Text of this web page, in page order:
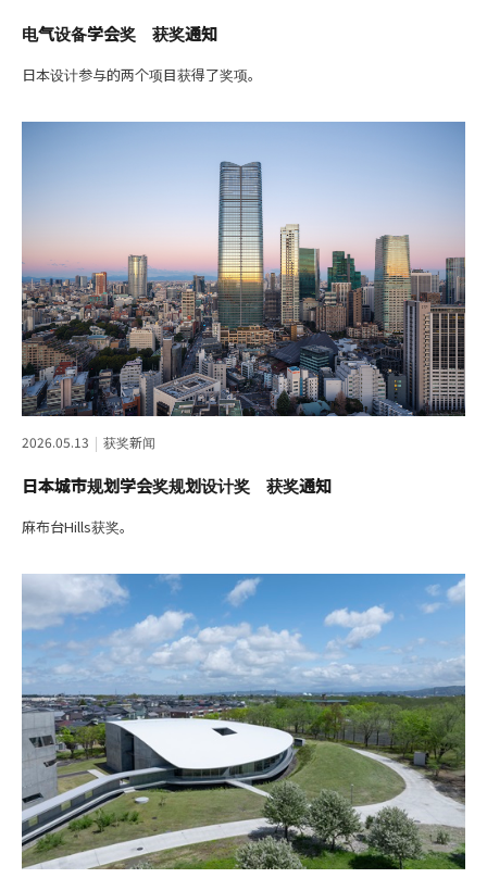
电气设备学会奖 获奖通知
日本设计参与的两个项目获得了奖项。
2026.05.13 获奖新闻
日本城市规划学会奖规划设计奖 获奖通知
麻布台Hills获奖。